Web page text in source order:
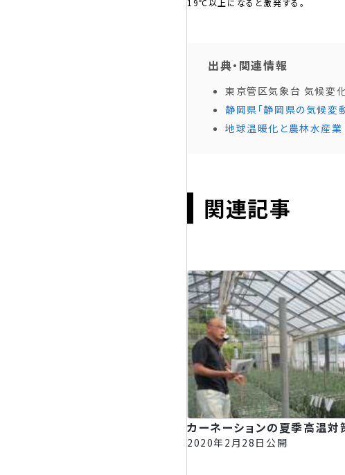
19℃以上になると激発する。
出典・関連情報
東京管区気象台 気候変
静岡県「静岡県の気候
地球温暖化と農林水産業
関連記事
カーネーションの夏季高温対
2020年2月28日公開